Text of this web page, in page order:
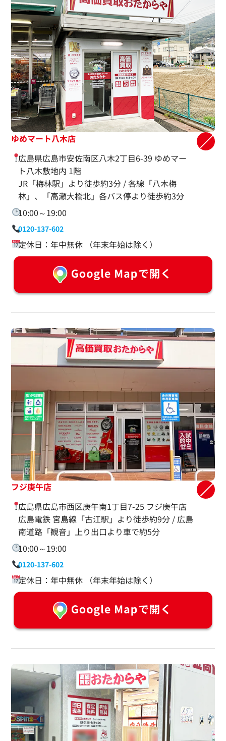
ゆめマート八木店
広島県広島市安佐南区八木2丁目6-39 ゆめマー
ト八木敷地内 1階
JR「梅林駅」より徒歩約3分 / 各線「八木梅
林」、「高瀬大橋北」各バス停より徒歩約3分
10:00～19:00
0120-137-602
定休日：年中無休 （年末年始は除く）
フジ庚午店
広島県広島市西区庚午南1丁目7-25 フジ庚午店
広島電鉄 宮島線「古江駅」より徒歩約9分 / 広島
南道路「観音」上り出口より車で約5分
10:00～19:00
0120-137-602
定休日：年中無休 （年末年始は除く）